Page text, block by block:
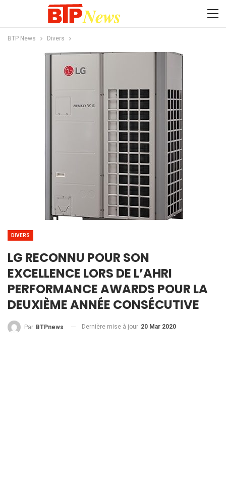
BTP News Divers
DIVERS
LG RECONNU POUR SON
EXCELLENCE LORS DE L’AHRI
PERFORMANCE AWARDS POUR LA
DEUXIÈME ANNÉE CONSÉCUTIVE
Par BTPnews Dernière mise à jour 20 Mar 2020